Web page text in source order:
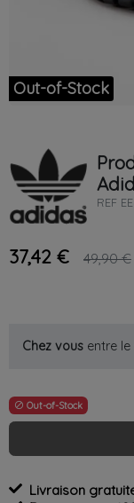
Out-of-Stock
REF
37,42 € 49,90 €
Chez vous entre le
 Out-of-Stock
Livraison